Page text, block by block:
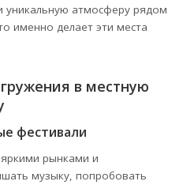
атмосферу рядом
именно делает эти места
в местную
фестивали
рынками и
музыку, попробовать